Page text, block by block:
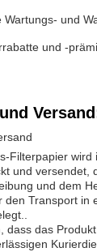
Wartungs- und
und -
Filterpapier
und versendet,
und dem
den Transport in
dass das